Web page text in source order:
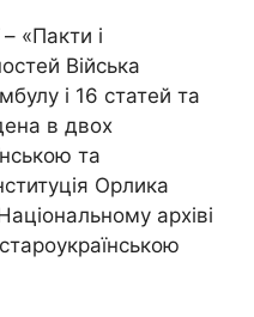
«Пакти і
Війська
і 16 статей та
в двох
та
Орлика
архіві